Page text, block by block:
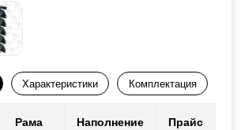
Характеристики Комплектация
Рама Наполнение Прайс